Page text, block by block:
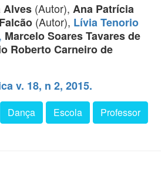
Alves (Autor), Ana Patrícia
(Autor), Lívia Tenorio
, Marcelo Soares Tavares de
Roberto Carneiro de
v. 18, n 2, 2015.
Dança Escola Professor